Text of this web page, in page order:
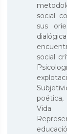
social
sus
social
Vida